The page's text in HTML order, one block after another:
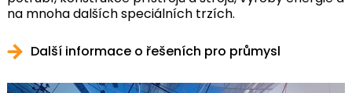
na mnoha dalších speciálních trzích.
Další informace o řešeních pro průmysl